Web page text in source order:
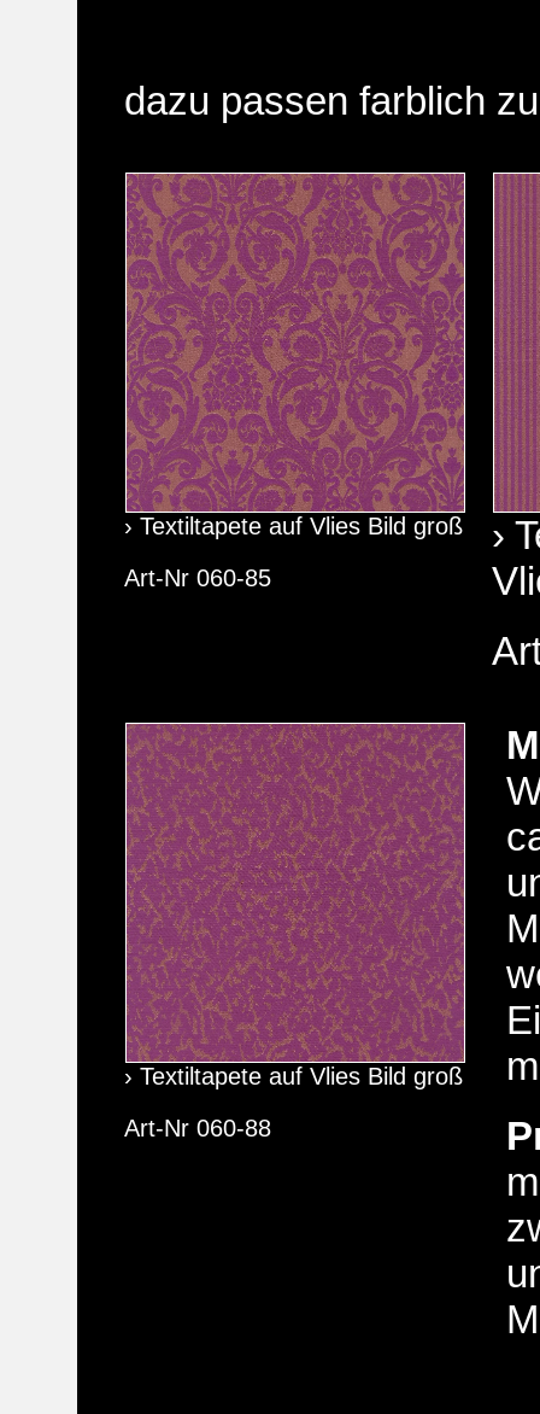
dazu passen farblich
› Textiltapete auf Vlies Bild groß
Art-Nr 060-85
›
› Textiltapete auf Vlies Bild groß
Art-Nr 060-88